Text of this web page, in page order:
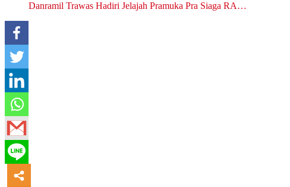
Danramil Trawas Hadiri Jelajah Pramuka Pra Siaga RA…